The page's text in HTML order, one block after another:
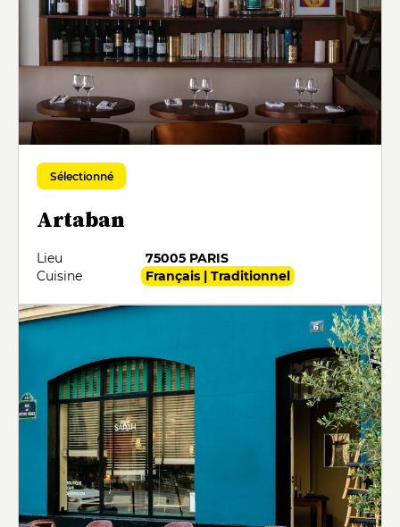
Sélectionné
Artaban
Lieu
75005 PARIS
Cuisine
Français | Traditionnel